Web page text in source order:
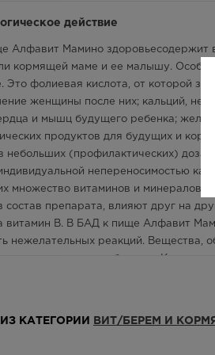
действие
Алфавит Мамино здоровьесодержит
кормящей маме и ее малышу.
Это фолиевая кислота, от которой
женщины после них; кальций,
и мышц будущего ребенка;
продуктов для будущих и
небольших (профилактических)
непереносимостью
множество витаминов и минералов,
состав препарата, влияют друг на
витамин В. В БАД к пище Алфавит
нежелательных реакций. Вещества,
продукт. Три таблетки, принятые в
КАТЕГОРИИ ВИТ/БЕРЕМ И